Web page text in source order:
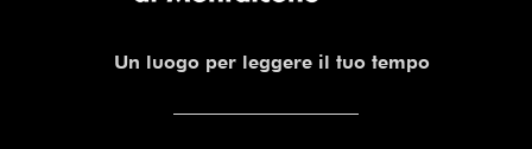
Un luogo per leggere il tuo tempo